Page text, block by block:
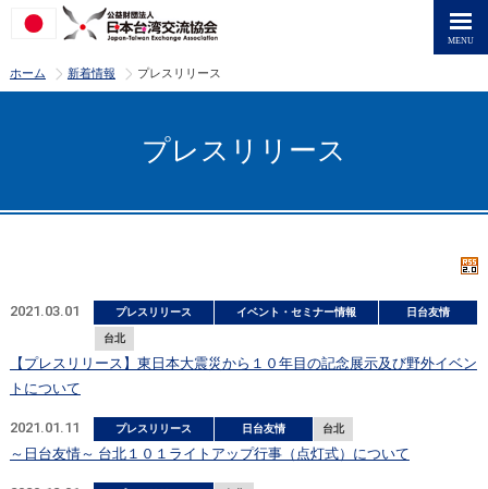
ホーム >
新着情報 >
プレスリリース
プレスリリース
2021.03.01 プレスリリース イベント・セミナー情報
日台友情
台北
【プレスリリース】東日本大震災から１０年目の記念展示及び野外イベン
トについて
2021.01.11 プレスリリース 日台友情 台北
～日台友情～ 台北１０１ライトアップ行事（点灯式）について